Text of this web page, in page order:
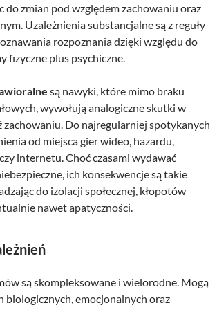
do zmian pod względem zachowaniu oraz
Uzależnienia substancjalne są z reguły
rozpoznania dzięki względu do
fizyczne plus psychiczne.
są nawyki, które mimo braku
wywołują analogiczne skutki w
zachowaniu. Do najregularniej spotykanych
od miejsca gier wideo, hazardu,
internetu. Choć czasami wydawać
ich konsekwencje są takie
do izolacji społecznej, kłopotów
nawet apatyczności.
są skompleksowane i wielorodne. Mogą
biologicznych, emocjonalnych oraz